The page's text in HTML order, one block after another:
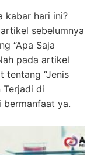
kabar hari ini?
sebelumnya
“Apa Saja
pada artikel
tentang “Jenis
Terjadi di
bermanfaat ya.